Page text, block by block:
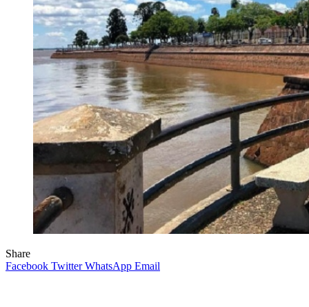
Share
Facebook Twitter WhatsApp Email